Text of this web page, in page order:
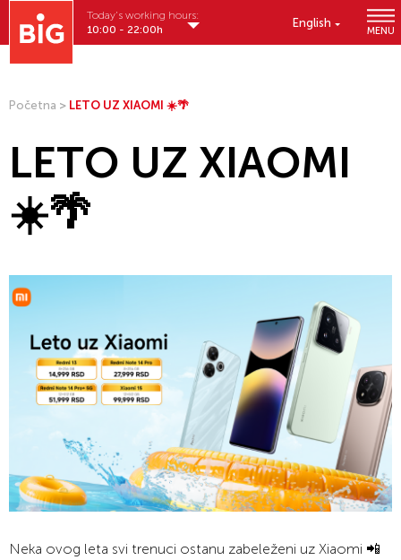
English
MENU
Today's working hours:
10:00 - 22:00h
Početna > LETO UZ XIAOMI ☀️🌴
LETO UZ XIAOMI
☀️🌴
Neka ovog leta svi trenuci ostanu zabeleženi uz Xiaomi 📲